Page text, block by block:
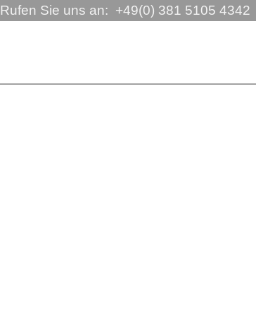
Rufen Sie uns an:  +49(0) 381 5105 4342